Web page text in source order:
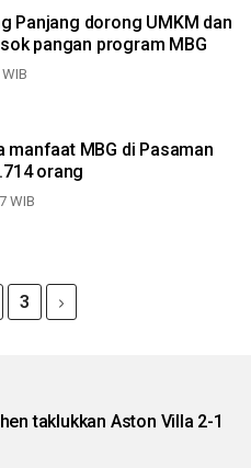
Panjang dorong UMKM dan
pangan program MBG
manfaat MBG di Pasaman
orang
WIB
3
taklukkan Aston Villa 2-1